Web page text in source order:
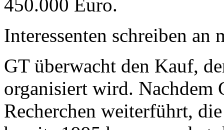
450.000 Euro.
Interessenten schreiben
GT überwacht den Kauf,
organisiert wird. Nachdem
Recherchen weiterführt,